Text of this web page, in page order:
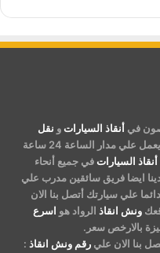
أنقاذ السيارات و نقل
والمعدات ولدينا اسطول سيارات يعمل علي مدار الساعة 24 ساعة
أنقاذ السيارات في جميع أنحاء
ايضا فريق سائقين مدرب علي
علي سيارتك أتصل بنا الان
ونش انقاذ الرواد هو اسرع
بالارخص سعر.
رقم ونش انقاذ :